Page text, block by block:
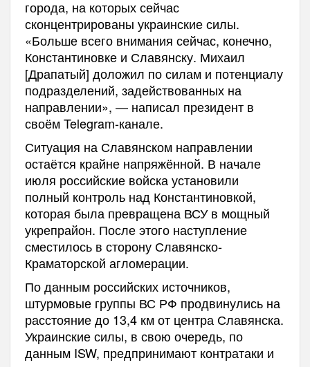
города, на которых сейчас
сконцентрированы украинские силы.
«Больше всего внимания сейчас, конечно,
Константиновке и Славянску. Михаил
[Драпатый] доложил по силам и потенциалу
подразделений, задействованных на
направлении», — написал президент в
своём Telegram-канале.
Ситуация на Славянском направлении
остаётся крайне напряжённой. В начале
июля российские войска установили
полный контроль над Константиновкой,
которая была превращена ВСУ в мощный
укрепрайон. После этого наступление
сместилось в сторону Славянско-
Краматорской агломерации.
По данным российских источников,
штурмовые группы ВС РФ продвинулись на
расстояние до 13,4 км от центра Славянска.
Украинские силы, в свою очередь, по
данным ISW, предпринимают контратаки и